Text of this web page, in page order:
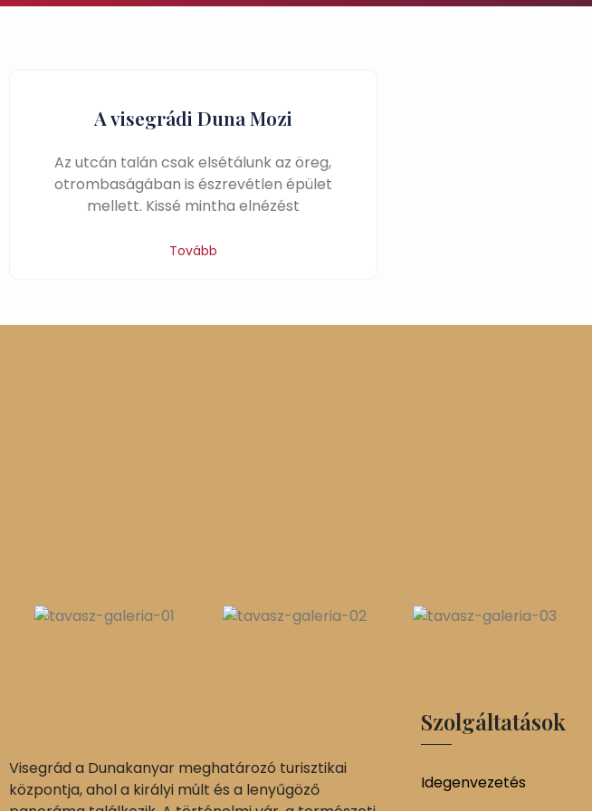
A visegrádi Duna Mozi
Az utcán talán csak elsétálunk az öreg,
otrombaságában is észrevétlen épület
mellett. Kissé mintha elnézést
Tovább
Visegrád a Dunakanyar meghatározó turisztikai
központja, ahol a királyi múlt és a lenyűgöző
Szolgáltatások
Idegenvezetés